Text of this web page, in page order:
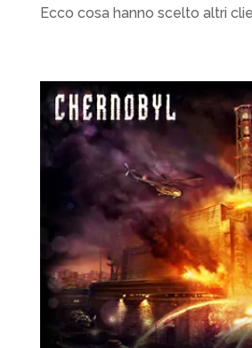
Ecco cosa hanno scelto altri